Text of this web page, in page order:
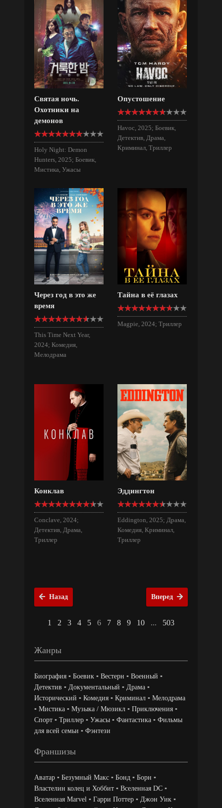
Святая ночь.
Охотники на
демонов
Holy Night: Demon
Hunters, 2025; Боевик,
Мистика, Ужасы
Опустошение
Havoc, 2025; Боевик,
Детектив, Драма,
Криминал, Триллер
Через год в это же
время
This Time Next Year,
2024; Комедия,
Мелодрама
Тайна в её глазах
Magpie, 2024; Триллер
Конклав
Conclave, 2024;
Детектив, Драма,
Триллер
Эддингтон
Eddington, 2025; Драма,
Комедия, Криминал,
Триллер
Назад Вперед
1 2 3 4 5 6 7 8 9 10 ... 503
Жанры
Биография ▪ Боевик ▪ Вестерн ▪ Военный ▪
Детектив ▪ Документальный ▪ Драма ▪
Исторический ▪ Комедия ▪ Криминал ▪ Мелодрама
▪ Мистика ▪ Музыка / Мюзикл ▪ Приключения ▪
Спорт ▪ Триллер ▪ Ужасы ▪ Фантастика ▪ Фильмы
для всей семьи ▪ Фэнтези
Франшизы
Аватар ▪ Безумный Макс ▪ Бонд ▪ Борн ▪
Властелин колец и Хоббит ▪ Вселенная DC ▪
Вселенная Marvel ▪ Гарри Поттер ▪ Джон Уик ▪